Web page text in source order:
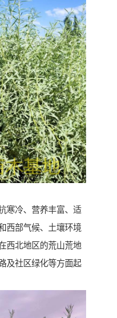
寒冷、营养丰富、适
西部气候、土壤环境
西北地区的荒山荒地
及社区绿化等方面起